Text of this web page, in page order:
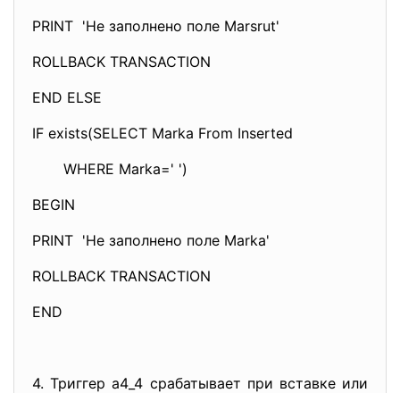
PRINT 'Не заполнено поле Marsrut'
ROLLBACK TRANSACTION
END ELSE
IF exists(SELECT Marka From Inserted
WHERE Marka=' ')
BEGIN
PRINT 'Не заполнено поле Marka'
ROLLBACK TRANSACTION
END
4. Триггер a4_4 срабатывает при вставке или